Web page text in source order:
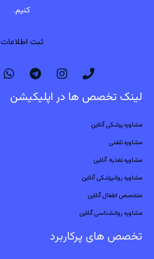
کنیم.
ثبت اطلاعات
لینک تخصص ها در اپلیکیشن
مشاوره پزشکی آنلاین
مشاوره تلفنی
مشاوره تغذیه آنلاین
مشاوره روانپزشکی آنلاین
متخصص اطفال آنلاین
مشاوره روانشناسی آنلاین
تخصص های پرکاربرد